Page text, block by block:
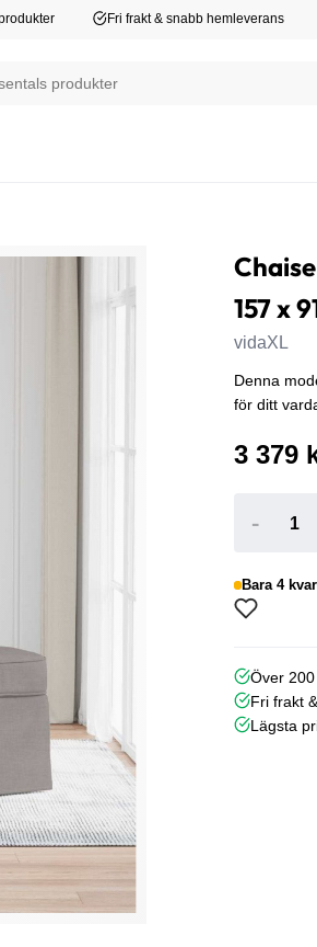
Fri frakt & snabb hemleverans
157 x
vidaXL
Denna
för ditt
3 379
-
Bara 4 kvar
Över
Fri frakt
Lägsta